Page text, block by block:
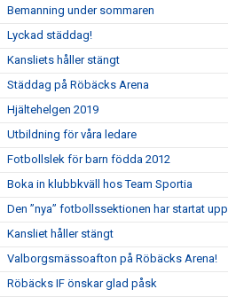
Bemanning under sommaren
Lyckad städdag!
Kansliets håller stängt
Städdag på Röbäcks Arena
Hjältehelgen 2019
Utbildning för våra ledare
Fotbollslek för barn födda 2012
Boka in klubbkväll hos Team Sportia
Den ”nya” fotbollssektionen har startat upp
Kansliet håller stängt
Valborgsmässoafton på Röbäcks Arena!
Röbäcks IF önskar glad påsk